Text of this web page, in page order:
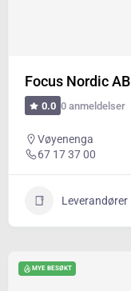
Focus Nordic AB
0.0 0 anmeldelser
Vøyenenga
67 17 37 00
Leverandører
MYE BESØKT